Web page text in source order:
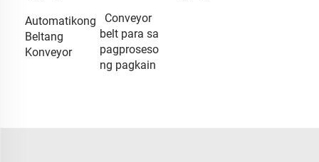
Automatikong
Beltang
Konveyor
Conveyor
belt para sa
pagproseso
ng pagkain